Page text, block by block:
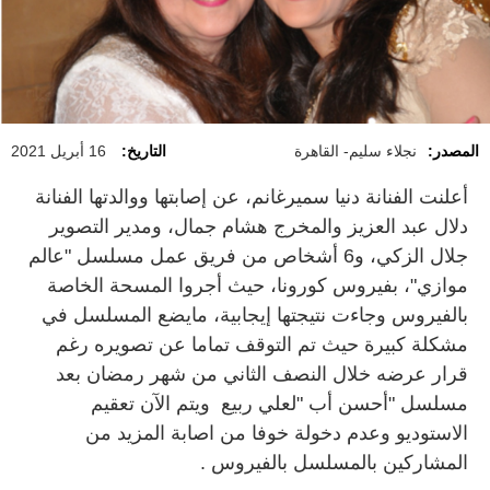
المصدر: نجلاء سليم- القاهرة التاريخ: 16 أبريل 2021
أعلنت الفنانة دنيا سميرغانم، عن إصابتها ووالدتها الفنانة
دلال عبد العزيز والمخرج هشام جمال، ومدير التصوير
جلال الزكي، و6 أشخاص من فريق عمل مسلسل "عالم
موازي"، بفيروس كورونا، حيث أجروا المسحة الخاصة
بالفيروس وجاءت نتيجتها إيجابية، مايضع المسلسل في
مشكلة كبيرة حيث تم التوقف تماما عن تصويره رغم
قرار عرضه خلال النصف الثاني من شهر رمضان بعد
مسلسل "أحسن أب "لعلي ربيع ويتم الآن تعقيم
الاستوديو وعدم دخولة خوفا من اصابة المزيد من
المشاركين بالمسلسل بالفيروس .